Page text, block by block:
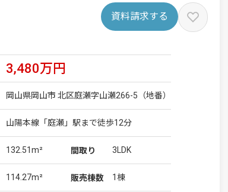
資料請求する
3,480万円
岡山県岡山市 北区庭瀬字山瀬266-5（地番）
山陽本線「庭瀬」駅まで徒歩12分
132.51m² 間取り 3LDK
114.27m² 販売棟数 1棟